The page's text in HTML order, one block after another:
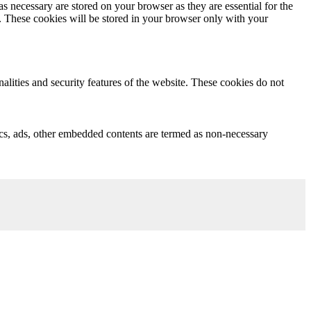
are stored on your browser as they are essential for the
These cookies will be stored in your browser only with your
and security features of the website. These cookies do not
other embedded contents are termed as non-necessary